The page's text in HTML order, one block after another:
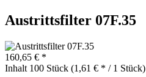
Austrittsfilter 07F.35
160,65 € *
Inhalt 100 Stück (1,61 € * / 1 Stück)